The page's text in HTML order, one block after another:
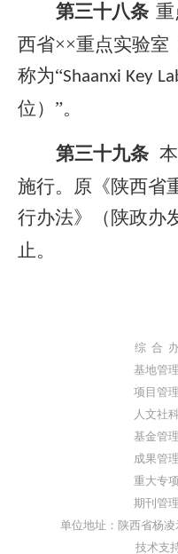
第三十八条
西省××重点实验室
称为“Shaanxi Key
位）”。
第三十九条
施行。原《陕西省
行办法》（陕政办
止。
综 合
基地管
项目管
人文社
基金管
成果管
重大专
期刊管
单位地址：陕西省杨
技术支